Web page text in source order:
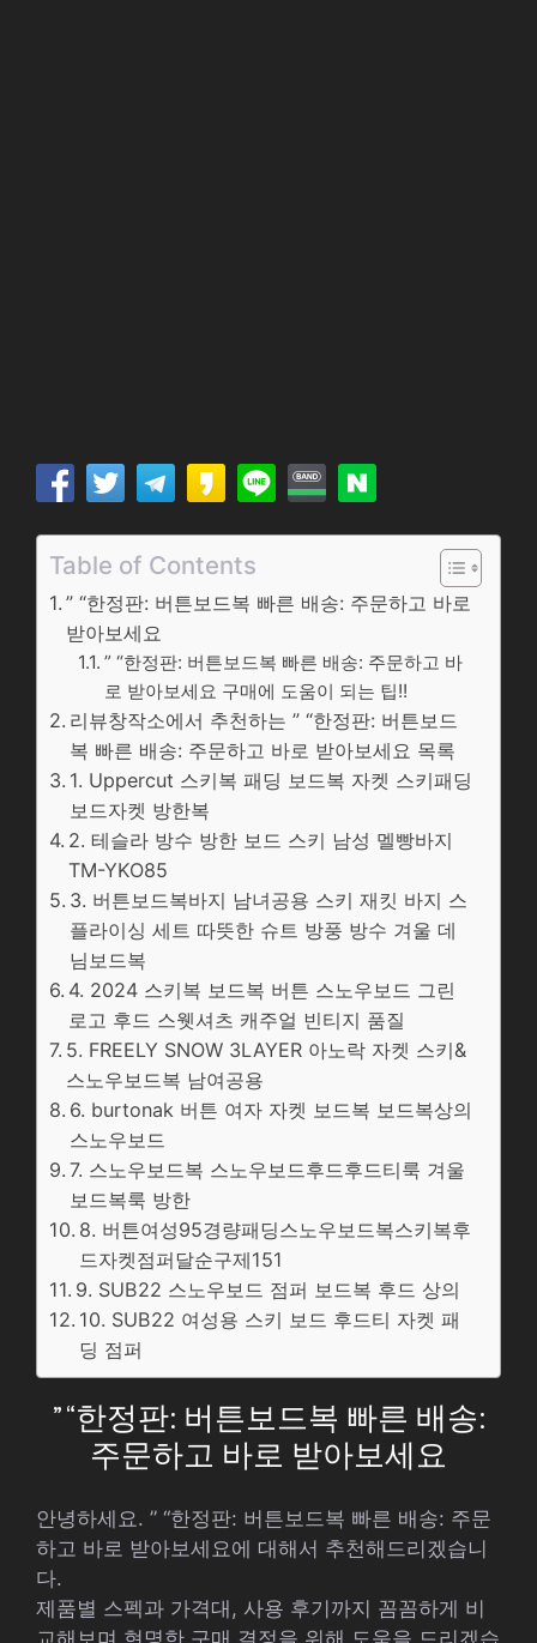
Table of Contents
” “한정판: 버튼보드복 빠른 배송: 주문하고 바로
받아보세요
” “한정판: 버튼보드복 빠른 배송: 주문하고 바
로 받아보세요 구매에 도움이 되는 팁!!
리뷰창작소에서 추천하는 ” “한정판: 버튼보드
복 빠른 배송: 주문하고 바로 받아보세요 목록
1. Uppercut 스키복 패딩 보드복 자켓 스키패딩
보드자켓 방한복
2. 테슬라 방수 방한 보드 스키 남성 멜빵바지
TM-YKO85
3. 버튼보드복바지 남녀공용 스키 재킷 바지 스
플라이싱 세트 따뜻한 슈트 방풍 방수 겨울 데
님보드복
4. 2024 스키복 보드복 버튼 스노우보드 그린
로고 후드 스웻셔츠 캐주얼 빈티지 품질
5. FREELY SNOW 3LAYER 아노락 자켓 스키&
스노우보드복 남여공용
6. burtonak 버튼 여자 자켓 보드복 보드복상의
스노우보드
7. 스노우보드복 스노우보드후드후드티룩 겨울
보드복룩 방한
8. 버튼여성95경량패딩스노우보드복스키복후
드자켓점퍼달순구제151
9. SUB22 스노우보드 점퍼 보드복 후드 상의
10. SUB22 여성용 스키 보드 후드티 자켓 패
딩 점퍼
” “한정판: 버튼보드복 빠른 배송:
주문하고 바로 받아보세요
안녕하세요. ” “한정판: 버튼보드복 빠른 배송: 주문
하고 바로 받아보세요에 대해서 추천해드리겠습니
다.
제품별 스펙과 가격대, 사용 후기까지 꼼꼼하게 비
교해보며 현명한 구매 결정을 위해 도움을 드리겠습